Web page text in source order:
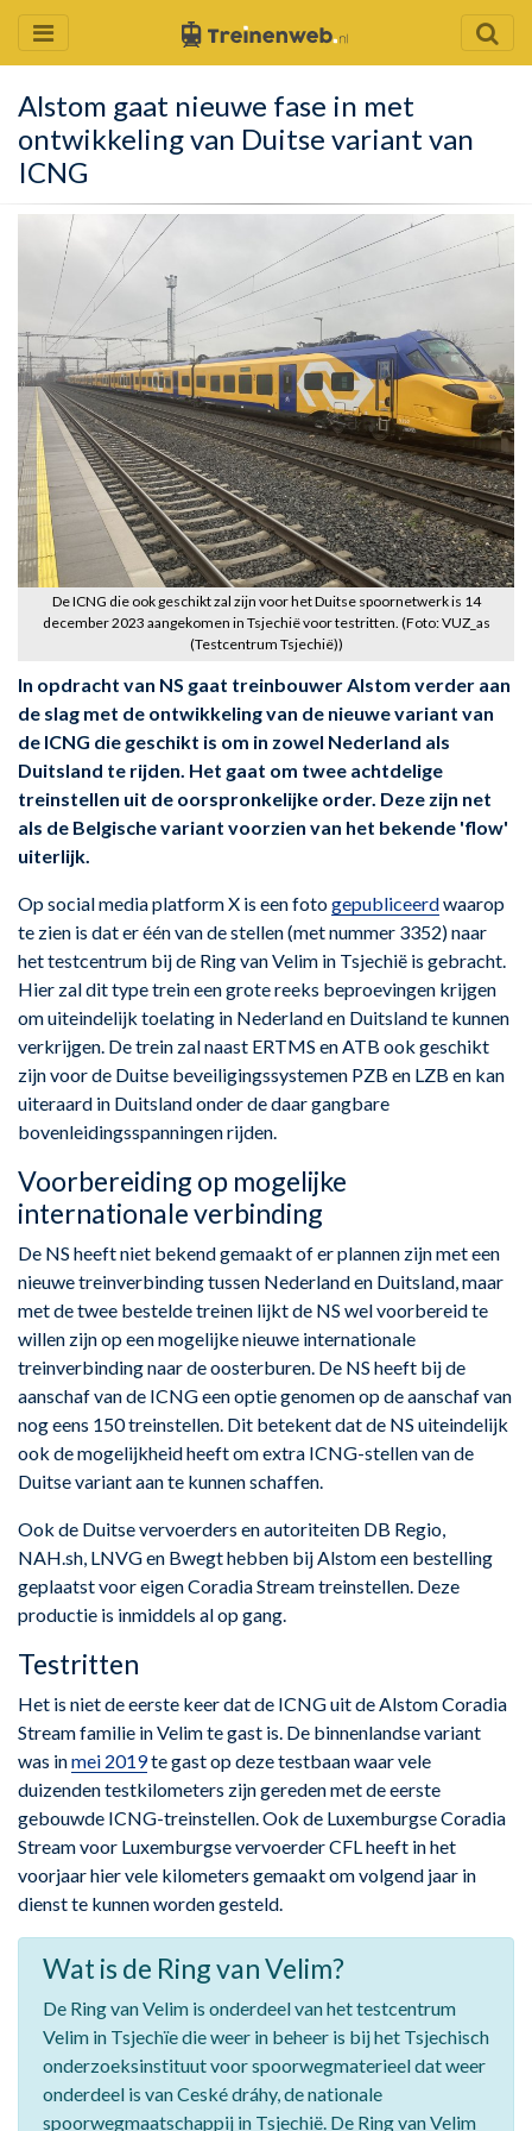
Alstom gaat nieuwe fase in met
ontwikkeling van Duitse variant van
ICNG
De ICNG die ook geschikt zal zijn voor het Duitse spoornetwerk is 14
december 2023 aangekomen in Tsjechië voor testritten. (Foto: VUZ_as
(Testcentrum Tsjechië))
In opdracht van NS gaat treinbouwer Alstom verder aan
de slag met de ontwikkeling van de nieuwe variant van
de ICNG die geschikt is om in zowel Nederland als
Duitsland te rijden. Het gaat om twee achtdelige
treinstellen uit de oorspronkelijke order. Deze zijn net
als de Belgische variant voorzien van het bekende 'flow'
uiterlijk.
Op social media platform X is een fotogepubliceerdwaarop
te zien is dat er één van de stellen (met nummer 3352) naar
het testcentrum bij de Ring van Velim in Tsjechië is gebracht.
Hier zal dit type trein een grote reeks beproevingen krijgen
om uiteindelijk toelating in Nederland en Duitsland te kunnen
verkrijgen. De trein zal naast ERTMS en ATB ook geschikt
zijn voor de Duitse beveiligingssystemen PZB en LZB en kan
uiteraard in Duitsland onder de daar gangbare
bovenleidingsspanningen rijden.
Voorbereiding op mogelijke
internationale verbinding
De NS heeft niet bekend gemaakt of er plannen zijn met een
nieuwe treinverbinding tussen Nederland en Duitsland, maar
met de twee bestelde treinen lijkt de NS wel voorbereid te
willen zijn op een mogelijke nieuwe internationale
treinverbinding naar de oosterburen. De NS heeft bij de
aanschaf van de ICNG een optie genomen op de aanschaf van
nog eens 150 treinstellen. Dit betekent dat de NS uiteindelijk
ook de mogelijkheid heeft om extra ICNG-stellen van de
Duitse variant aan te kunnen schaffen.
Ook de Duitse vervoerders en autoriteiten DB Regio,
NAH.sh, LNVG en Bwegt hebben bij Alstom een bestelling
geplaatst voor eigen Coradia Stream treinstellen. Deze
productie is inmiddels al op gang.
Testritten
Het is niet de eerste keer dat de ICNG uit de Alstom Coradia
Stream familie in Velim te gast is. De binnenlandse variant
was inmei 2019te gast op deze testbaan waar vele
duizenden testkilometers zijn gereden met de eerste
gebouwde ICNG-treinstellen. Ook de Luxemburgse Coradia
Stream voor Luxemburgse vervoerder CFL heeft in het
voorjaar hier vele kilometers gemaakt om volgend jaar in
dienst te kunnen worden gesteld.
Wat is de Ring van Velim?
De Ring van Velim is onderdeel van het testcentrum
Velim in Tsjechïe die weer in beheer is bij het Tsjechisch
onderzoeksinstituut voor spoorwegmaterieel dat weer
onderdeel is van Ceské dráhy, de nationale
spoorwegmaatschappij in Tsjechië. De Ring van Velim